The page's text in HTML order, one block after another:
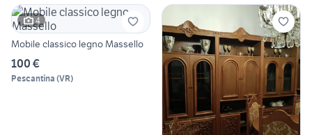
4
Mobile classico legno Massello
100 €
Pescantina (VR)